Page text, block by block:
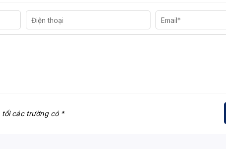
tối các trường có *